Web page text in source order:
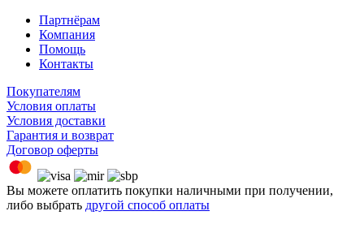
Партнёрам
Компания
Помощь
Контакты
Покупателям
Условия оплаты
Условия доставки
Гарантия и возврат
Договор оферты
Вы можете оплатить покупки наличными при получении,
либо выбрать другой способ оплаты